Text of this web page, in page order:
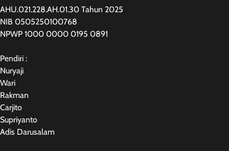
AHU.021.228.AH.01.30 Tahun 2025
NIB 0505250100768
NPWP 1000 0000 0195 0891
Pendiri :
Nuryaji
Wari
Rakman
Carjito
Supriyanto
Adis Darusalam